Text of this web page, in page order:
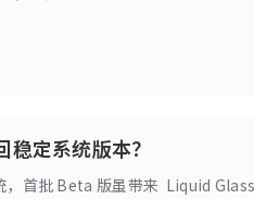
定系统版本？
，首批 Beta 版虽带来 Liquid Glass